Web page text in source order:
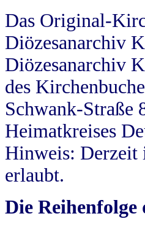
Das Original-
Diözesanarchiv
Diözesanarchiv
des
Schwank-Straße
Heimatkreises
Hinweis: Derzeit
erlaubt.
Die